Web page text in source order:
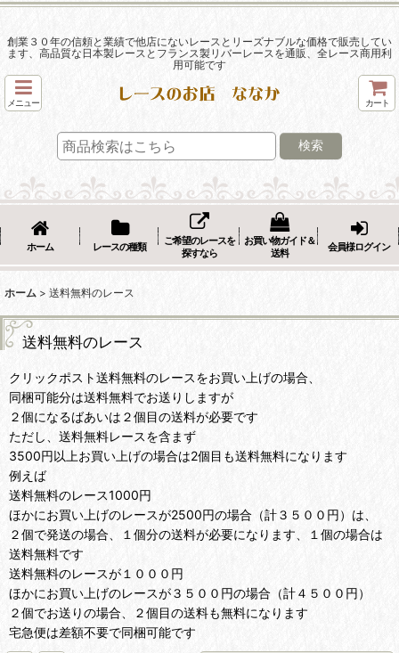
創業３０年の信頼と業績で他店にないレースとリーズナブルな価格で販売してい
ます、高品質な日本製レースとフランス製リバーレースを通販、全レース商用利
用可能です
メニュー カート
検索
ホーム レースの種類
ご希望のレースを
探すなら
お買い物ガイド＆
送料
会員様ログイン
ホーム > 送料無料のレース
送料無料のレース
クリックポスト送料無料のレースをお買い上げの場合、
同梱可能分は送料無料でお送りしますが
２個になるばあいは２個目の送料が必要です
ただし、送料無料レースを含まず
3500円以上お買い上げの場合は2個目も送料無料になります
例えば
送料無料のレース1000円
ほかにお買い上げのレースが2500円の場合（計３５００円）は、
２個で発送の場合、１個分の送料が必要になります、１個の場合は
送料無料です
送料無料のレースが１０００円
ほかにお買い上げのレースが３５００円の場合（計４５００円）
２個でお送りの場合、２個目の送料も無料になります
宅急便は差額不要で同梱可能です